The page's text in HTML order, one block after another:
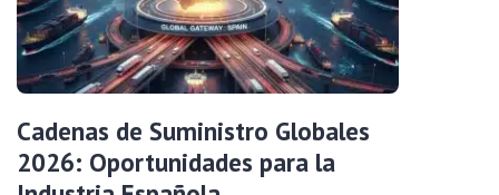
Cadenas de Suministro Globales
2026: Oportunidades para la